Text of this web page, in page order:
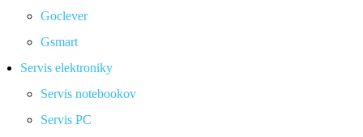
Goclever
Gsmart
Servis elektroniky
Servis notebookov
Servis PC